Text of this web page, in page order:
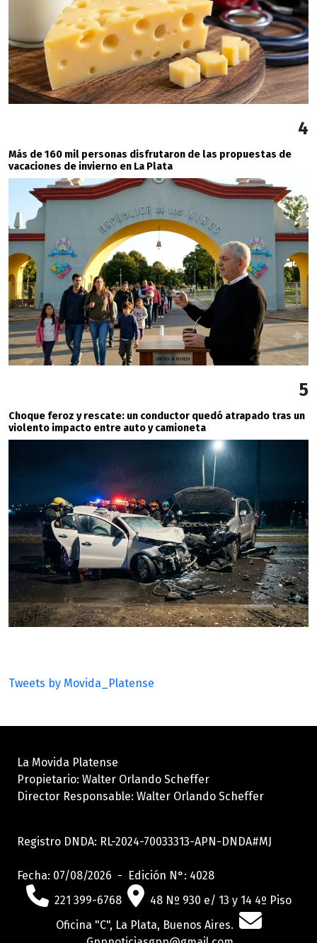
4
Más de 160 mil personas disfrutaron de las propuestas de
vacaciones de invierno en La Plata
5
Choque feroz y rescate: un conductor quedó atrapado tras un
violento impacto entre auto y camioneta
Tweets by Movida_Platense
La Movida Platense
Propietario: Walter Orlando Scheffer
Director Responsable: Walter Orlando Scheffer
Registro DNDA: RL-2024-70033313-APN-DNDA#MJ
Fecha: 07/08/2026 - Edición N°: 4028
221 399-6768
48 Nº 930 e/ 13 y 14 4º Piso
Oficina "C", La Plata, Buenos Aires.